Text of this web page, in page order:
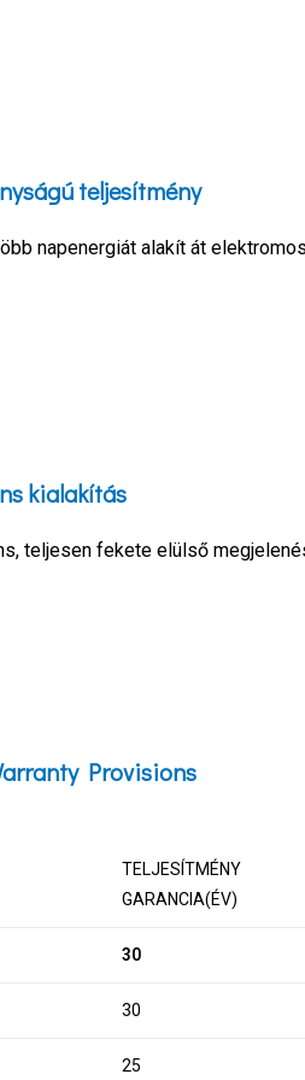
teljesítmény
napenergiát alakít át
kialakítás
teljesen fekete elülső
Provisions
TELJESÍTMÉNY
GARANCIA(ÉV)
30
30
25